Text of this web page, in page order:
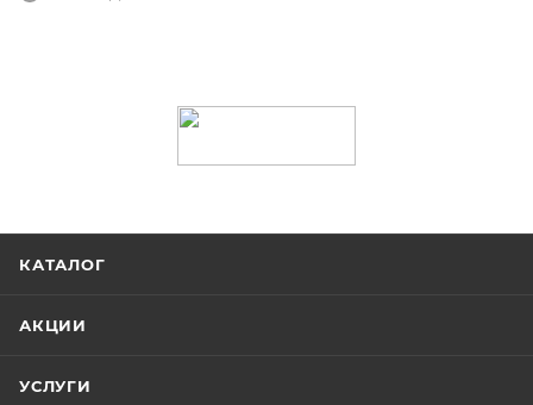
КАТАЛОГ
АКЦИИ
УСЛУГИ